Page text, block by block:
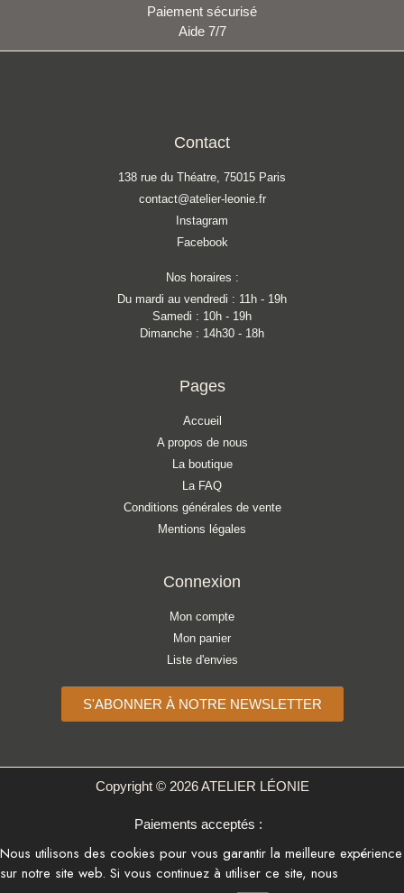
Paiement sécurisé
Aide 7/7
Contact
138 rue du Théatre, 75015 Paris
contact@atelier-leonie.fr
Instagram
Facebook
Nos horaires :
Du mardi au vendredi : 11h - 19h
Samedi : 10h - 19h
Dimanche : 14h30 - 18h
Pages
Accueil
A propos de nous
La boutique
La FAQ
Conditions générales de vente
Mentions légales
Connexion
Mon compte
Mon panier
Liste d'envies
S'ABONNER À NOTRE NEWSLETTER
Copyright © 2026 ATELIER LÉONIE
Paiements acceptés :
Nous utilisons des cookies pour vous garantir la meilleure expérience
sur notre site web. Si vous continuez à utiliser ce site, nous